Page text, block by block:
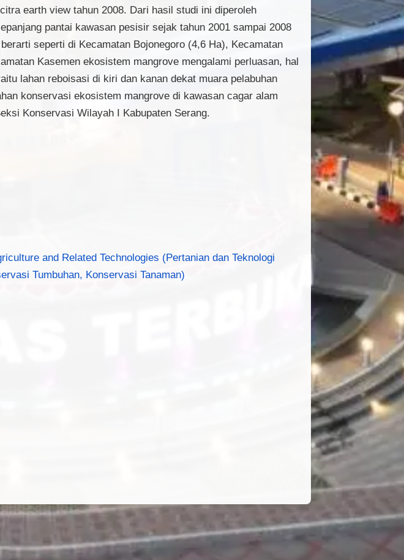
earth view tahun 2008. Dari hasil studi ini diperoleh
pantai kawasan pesisir sejak tahun 2001 sampai 2008
seperti di Kecamatan Bojonegoro (4,6 Ha), Kecamatan
Kasemen ekosistem mangrove mengalami perluasan, hal
lahan reboisasi di kiri dan kanan dekat muara pelabuhan
konservasi ekosistem mangrove di kawasan cagar alam
Konservasi Wilayah I Kabupaten Serang.
and Related Technologies (Pertanian dan Teknologi
Tumbuhan, Konservasi Tanaman)